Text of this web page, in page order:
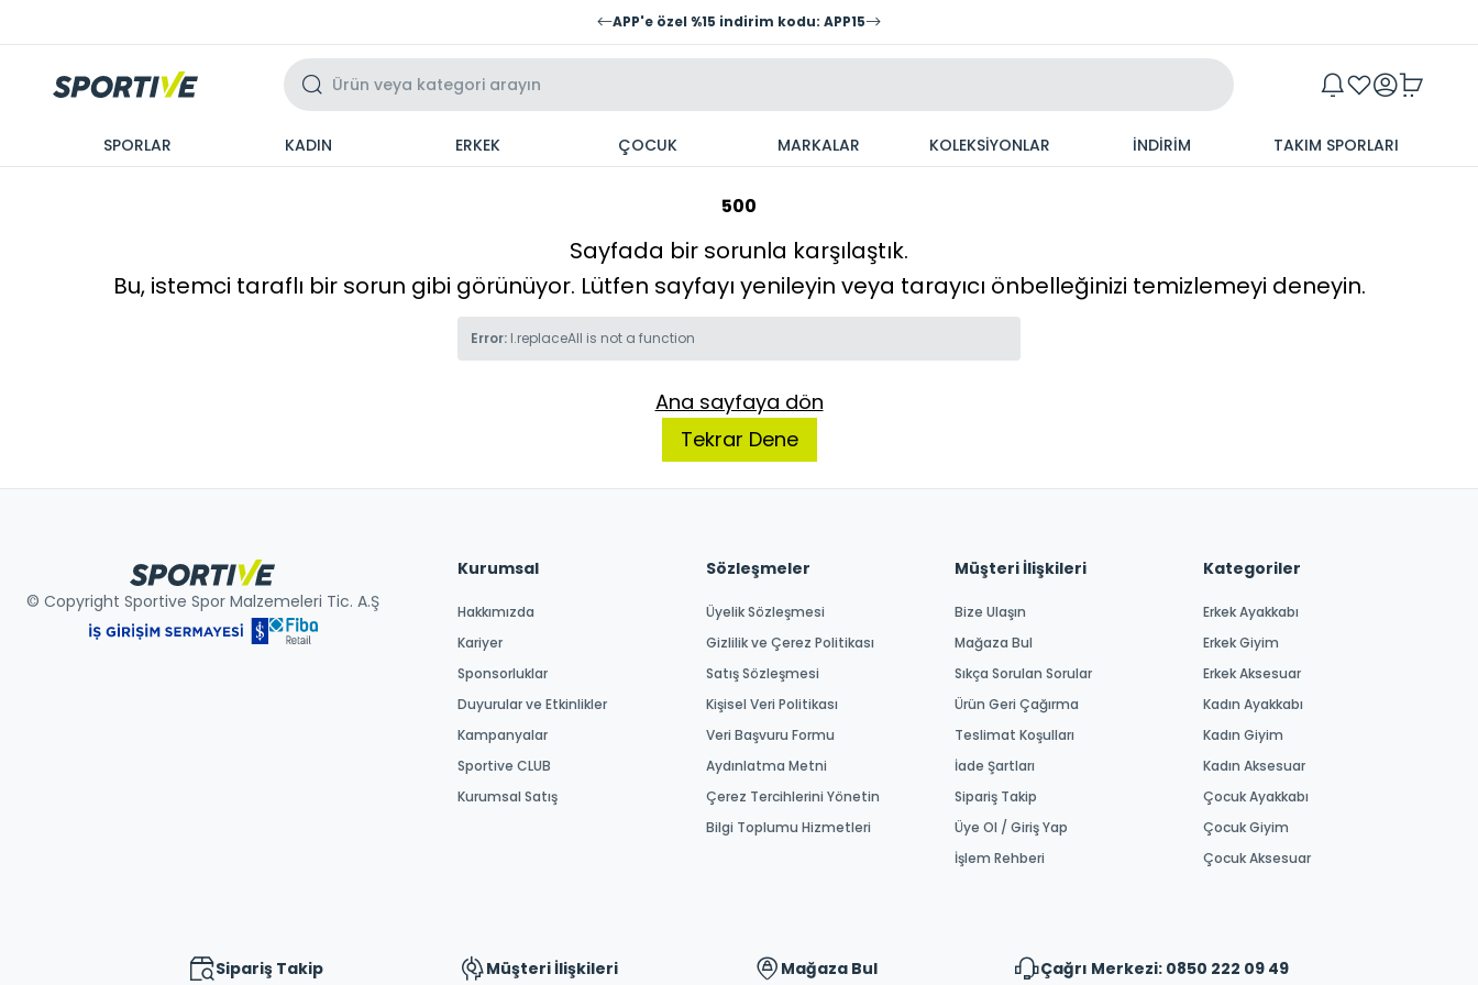
APP'e özel %15 indirim kodu: APP15
SPORLAR KADIN ERKEK ÇOCUK MARKALAR KOLEKSİYONLAR İNDİRİM TAKIM SPORLARI
500
Sayfada bir sorunla karşılaştık.
Bu, istemci taraflı bir sorun gibi görünüyor. Lütfen sayfayı yenileyin veya tarayıcı önbelleğinizi temizlemeyi deneyin.
Error: l.replaceAll is not a function
Ana sayfaya dön
Tekrar Dene
© Copyright Sportive Spor Malzemeleri Tic. A.Ş
Kurumsal
Hakkımızda
Kariyer
Sponsorluklar
Duyurular ve Etkinlikler
Kampanyalar
Sportive CLUB
Kurumsal Satış
Sözleşmeler
Üyelik Sözleşmesi
Gizlilik ve Çerez Politikası
Satış Sözleşmesi
Kişisel Veri Politikası
Veri Başvuru Formu
Aydınlatma Metni
Çerez Tercihlerini Yönetin
Bilgi Toplumu Hizmetleri
Müşteri İlişkileri
Bize Ulaşın
Mağaza Bul
Sıkça Sorulan Sorular
Ürün Geri Çağırma
Teslimat Koşulları
İade Şartları
Sipariş Takip
Üye Ol / Giriş Yap
İşlem Rehberi
Kategoriler
Erkek Ayakkabı
Erkek Giyim
Erkek Aksesuar
Kadın Ayakkabı
Kadın Giyim
Kadın Aksesuar
Çocuk Ayakkabı
Çocuk Giyim
Çocuk Aksesuar
Sipariş Takip Müşteri İlişkileri Mağaza Bul Çağrı Merkezi: 0850 222 09 49